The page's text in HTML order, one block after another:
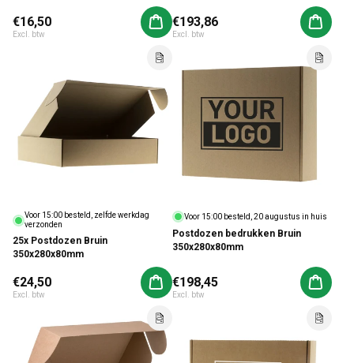
Normale prijs
€16,50
Excl. btw
Aan winkelwagen toevoegen
Normale prijs
€193,86
Excl. btw
Aan
Voor 15:00 besteld, zelfde werkdag
verzonden
25x Postdozen Bruin
350x280x80mm
Normale prijs
€24,50
Excl. btw
Aan winkelwagen toevoegen
Voor 15:00 besteld, 20 augustus in huis
Postdozen bedrukken Bruin
350x280x80mm
Normale prijs
€198,45
Excl. btw
Aan